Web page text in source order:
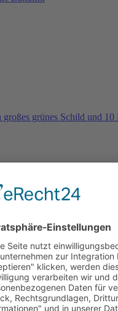
2026 und es geht weiter …